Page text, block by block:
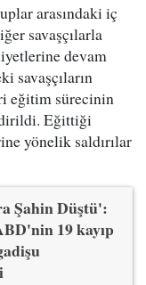
arasındaki iç
savaşçılarla
devam
savaşçıların
eğitim sürecinin
Eğittiği
yönelik saldırılar
Şahin Düştü':
19 kayıp